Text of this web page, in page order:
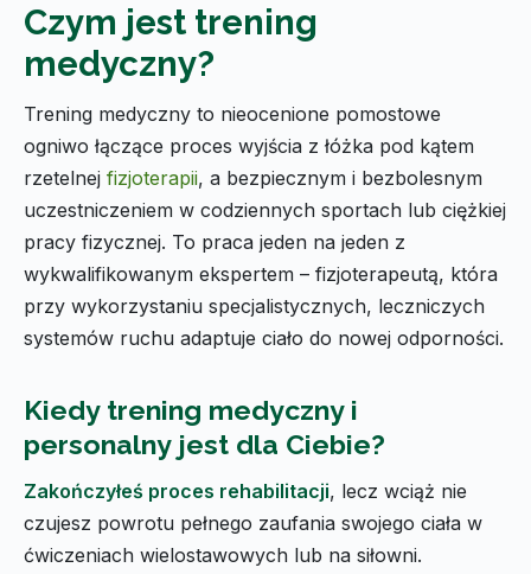
Czym jest trening
medyczny?
Trening medyczny to nieocenione pomostowe
ogniwo łączące proces wyjścia z łóżka pod kątem
rzetelnej fizjoterapii, a bezpiecznym i bezbolesnym
uczestniczeniem w codziennych sportach lub ciężkiej
pracy fizycznej. To praca jeden na jeden z
wykwalifikowanym ekspertem – fizjoterapeutą, która
przy wykorzystaniu specjalistycznych, leczniczych
systemów ruchu adaptuje ciało do nowej odporności.
Kiedy trening medyczny i
personalny jest dla Ciebie?
Zakończyłeś proces rehabilitacji, lecz wciąż nie
czujesz powrotu pełnego zaufania swojego ciała w
ćwiczeniach wielostawowych lub na siłowni.